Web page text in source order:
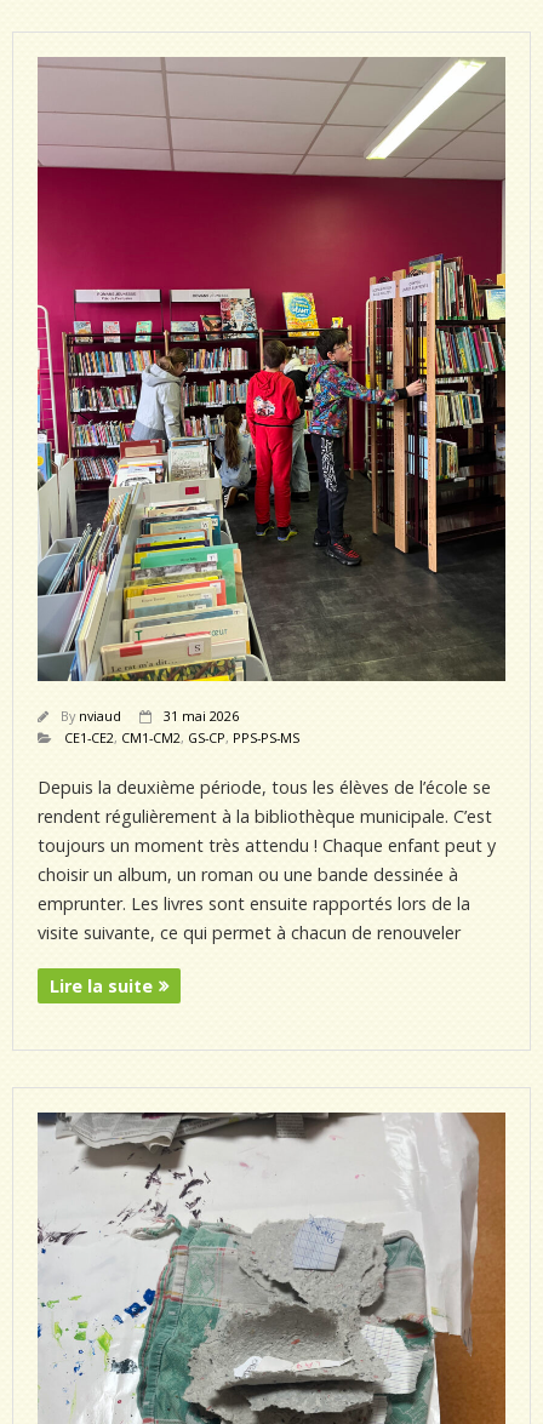
By nviaud
31 mai 2026
CE1-CE2, CM1-CM2, GS-CP, PPS-PS-MS
Depuis la deuxième période, tous les élèves de l’école se
rendent régulièrement à la bibliothèque municipale. C’est
toujours un moment très attendu ! Chaque enfant peut y
choisir un album, un roman ou une bande dessinée à
emprunter. Les livres sont ensuite rapportés lors de la
visite suivante, ce qui permet à chacun de renouveler
Lire la suite